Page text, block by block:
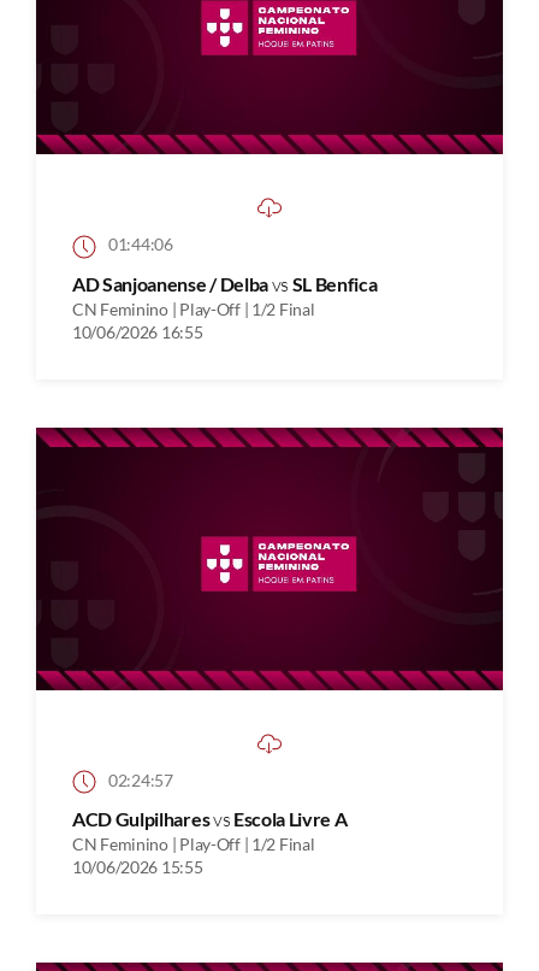
01:44:06
AD Sanjoanense / Delbavs SL Benfica
CN Feminino | Play-Off | 1/2 Final
10/06/2026 16:55
02:24:57
ACD Gulpilharesvs Escola Livre A
CN Feminino | Play-Off | 1/2 Final
10/06/2026 15:55